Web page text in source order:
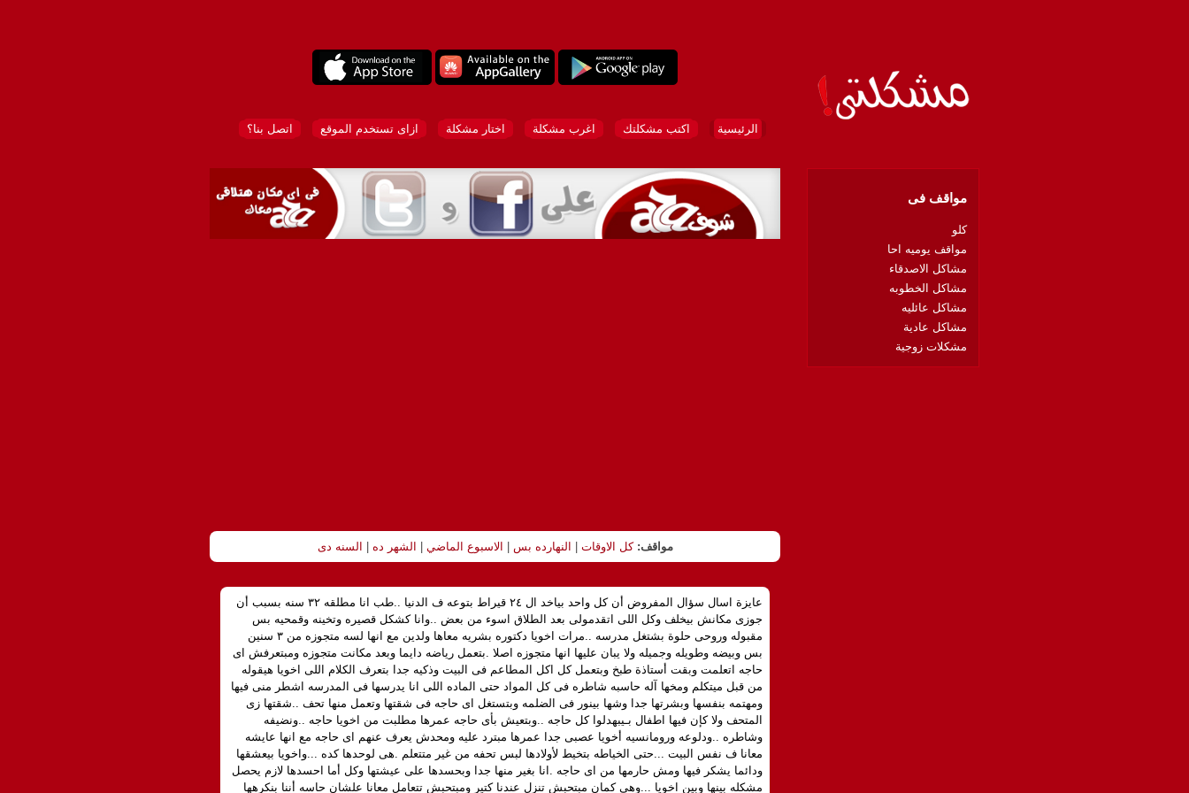
الرئيسية اكتب مشكلتك اغرب مشكلة اختار مشكلة ازاى تستخدم الموقع اتصل بنا؟
مواقف: كل الاوقات | النهارده بس | الاسبوع الماضي | الشهر ده | السنه دى
عايزة اسال سؤال المفروض أن كل واحد بياخد ال ٢٤ قيراط بتوعه ف الدنيا ..طب انا مطلقه ٣٢ سنه بسبب أن
جوزى مكانش بيخلف وكل اللى اتقدمولى بعد الطلاق اسوء من بعض ..وانا كشكل قصيره وتخينه وقمحيه بس
مقبوله وروحى حلوة بشتغل مدرسه ..مرات اخويا دكتوره بشريه معاها ولدين مع انها لسه متجوزه من ٣ سنين
بس وبيضه وطويله وجميله ولا يبان عليها انها متجوزه اصلا .بتعمل رياضه دايما وبعد مكانت متجوزه ومبتعرفش اى
حاجه اتعلمت وبقت أستاذة طبخ وبتعمل كل اكل المطاعم فى البيت وذكيه جدا بتعرف الكلام اللى اخويا هيقوله
من قبل ميتكلم ومخها آله حاسبه شاطره فى كل المواد حتى الماده اللى انا يدرسها فى المدرسه اشطر منى فيها
ومهتمه بنفسها وبشرتها جدا وشها بينور فى الضلمه وبتستغل اى حاجه فى شقتها وتعمل منها تحف ..شقتها زى
المتحف ولا كإن فيها اطفال بـيبهدلوا كل حاجه ..وبتعيش بأى حاجه عمرها مطلبت من اخويا حاجه ..ونضيفه
وشاطره ..ودلوعه ورومانسيه أخويا عصبى جدا عمرها مبترد عليه ومحدش يعرف عنهم اى حاجه مع انها عايشه
معانا ف نفس البيت ...حتى الخياطه بتخيط لأولادها لبس تحفه من غير متتعلم .هى لوحدها كده ...واخويا بيعشقها
ودائما يشكر فيها ومش حارمها من اى حاجه .انا بغير منها جدا وبحسدها على عيشتها وكل أما احسدها لازم يحصل
مشكله بينها وبين اخويا ...وهى كمان مبتحبش تنزل عندنا كتير ومبتحبش تتعامل معانا علشان حاسه أننا بنكرهها
مواقف فى
كلو
مواقف يوميه احا
مشاكل الاصدقاء
مشاكل الخطوبه
مشاكل عائليه
مشاكل عادية
مشكلات زوجية